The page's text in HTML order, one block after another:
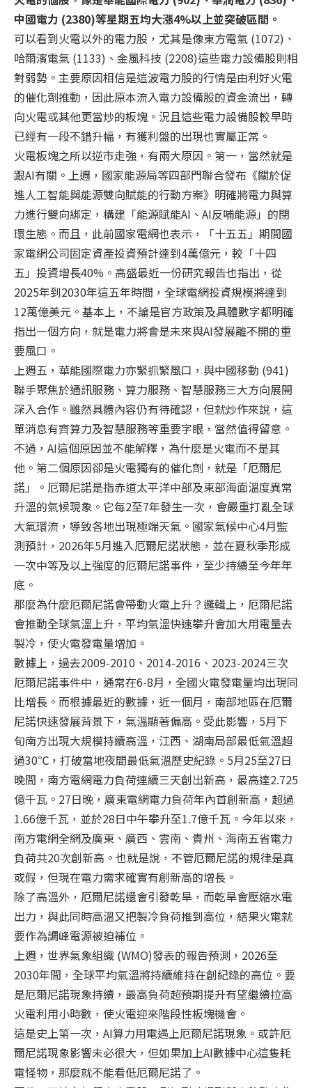
中國電力 (2380)等星期五均大漲4%以上並突破區間。
可以看到火電以外的電力股，尤其是像東方電氣 (1072)、
哈爾濱電氣 (1133)、金風科技 (2208)這些電力設備股則相
對弱勢。主要原因相信是這波電力股的行情是由利好火電
的催化劑推動，因此原本流入電力設備股的資金流出，轉
向火電或其他更當炒的板塊。況且這些電力設備股較早時
已經有一段不錯升幅，有獲利盤的出現也實屬正常。
火電板塊之所以逆市走強，有兩大原因。第一，當然就是
跟AI有關。上週，國家能源局等四部門聯合發布《關於促
進人工智能與能源雙向賦能的行動方案》明確將電力與算
力進行雙向綁定，構建「能源賦能AI、AI反哺能源」的閉
環生態。而且，此前國家電網也表示，「十五五」期間國
家電網公司固定資產投資預計達到4萬億元，較「十四
五」投資增長40%。高盛最近一份研究報告也指出，從
2025年到2030年這五年時間，全球電網投資規模將達到
12萬億美元。基本上，不論是官方政策及具體數字都明確
指出一個方向，就是電力將會是未來與AI發展離不開的重
要風口。
上週五，華能國際電力亦緊抓緊風口，與中國移動 (941)
聯手聚焦於通訊服務、算力服務、智慧服務三大方向展開
深入合作。雖然具體內容仍有待確認，但就炒作來說，這
單消息有齊算力及智慧服務等重要字眼，當然值得留意。
不過，AI這個原因並不能解釋，為什麼是火電而不是其
他。第二個原因卻是火電獨有的催化劑，就是「厄爾尼
諾」。厄爾尼諾是指赤道太平洋中部及東部海面溫度異常
升溫的氣候現象。它每2至7年發生一次，會嚴重打亂全球
大氣環流，導致各地出現極端天氣。國家氣候中心4月監
測預計，2026年5月進入厄爾尼諾狀態，並在夏秋季形成
一次中等及以上強度的厄爾尼諾事件，至少持續至今年年
底。
那麼為什麼厄爾尼諾會帶動火電上升？邏輯上，厄爾尼諾
會推動全球氣溫上升，平均氣溫快速攀升會加大用電量去
製冷，使火電發電量增加。
數據上，過去2009-2010、2014-2016、2023-2024三次
厄爾尼諾事件中，通常在6-8月，全國火電發電量均出現同
比增長。而根據最近的數據，近一個月，南部地區在厄爾
尼諾快速發展背景下，氣溫顯著偏高。受此影響，5月下
旬南方出現大規模持續高溫，江西、湖南局部最低氣溫超
過30℃，打破當地夜間最低氣溫歷史紀錄。5月25至27日
晚間，南方電網電力負荷連續三天創出新高，最高達2.725
億千瓦。27日晚，廣東電網電力負荷年內首創新高，超過
1.66億千瓦，並於28日中午攀升至1.7億千瓦。今年以來，
南方電網全網及廣東、廣西、雲南、貴州、海南五省電力
負荷共20次創新高。也就是說，不管厄爾尼諾的規律是真
或假，但現在電力需求確實有創新高的增長。
除了高溫外，厄爾尼諾還會引發乾旱，而乾旱會壓縮水電
出力，與此同時高溫又把製冷負荷推到高位，結果火電就
要作為調峰電源被迫補位。
上週，世界氣象組織 (WMO)發表的報告預測，2026至
2030年間，全球平均氣溫將持續維持在創紀錄的高位。要
是厄爾尼諾現象持續，最高負荷超預期提升有望繼續拉高
火電利用小時數，使火電迎來階段性板塊機會。
這是史上第一次，AI算力用電遇上厄爾尼諾現象。或許厄
爾尼諾現象影響未必很大，但如果加上AI數據中心這隻耗
電怪物，那麼就不能看低厄爾尼諾了。